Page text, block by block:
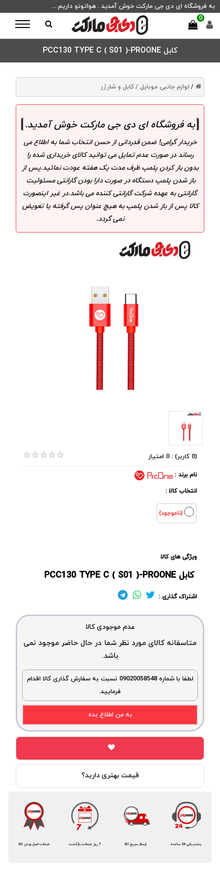
به فروشگاه ای دی جی مارکت خوش آمدید . هواتونو داریم ...
0
کابل PCC130 TYPE C ( S01 )-PROONE
/ لوازم جانبی موبایل /کابل و شارژر
به فروشگاه ای دی جی مارکت خوش آمدید.
خریدار گرامی! ضمن قدردانی از حسن انتخاب شما به اطلاع می
رساند در صورت عدم تمایل می توانید کالای خریداری شده را
بدون باز کردن پلمپ ظرف مدت یک هفته عودت نمائید.پس از
باز شدن پلمپ دستگاه در صورت دارا بودن گارانتی مسئولیت
گارانتی به عهده شرکت گارانتی کننده می باشد.در غیر اینصورت
کالا پس از باز شدن پلمپ به هیچ عنوان پس گرفته یا تعویض
نمی گردد.
(0 کاربر) : 0 امتیاز
نام برند :
انتخاب کالا :
(ناموجود)
ویژگی های کالا
کابل PCC130 TYPE C ( S01 )-PROONE
اشتراک گذاری :
عدم موجودی کالا
متاسفانه کالای مورد نظر شما در حال حاضر موجود نمی
باشد.
لطفا با شماره 09020058548 نسبت به سفارش گذاری کالا اقدام
فرمایید.
به من اطلاع بده
قیمت بهتری دارید؟
ضمانت اصل بودن کالا 7 روز ضمانت بازگشت ارسال سریع کالا پشتیبانی 24 ساعته